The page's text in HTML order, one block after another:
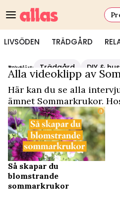
LIVSÖDEN TRÄDGÅRD
Populärt: Trädgård DIY &
Video Start/
Alla videoklipp av
Här kan du se alla
ämnet Sommarkrukor.
och mycket mer.
Så skapar du
blomstrande
sommarkrukor